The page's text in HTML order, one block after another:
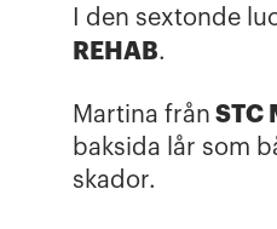
I den sextonde
REHAB.
Martina från STC
baksida lår som
skador.